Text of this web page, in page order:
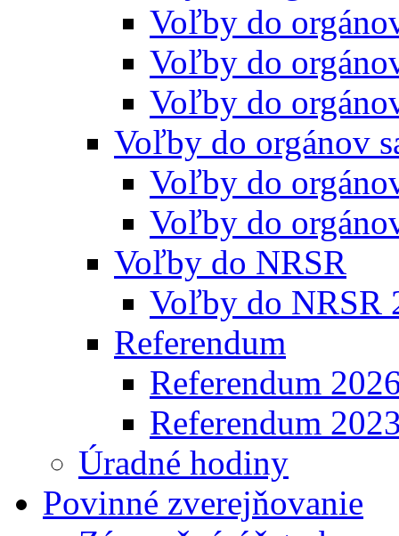
Voľby do
Voľby do
Voľby do
Voľby do orgánov
Voľby do
Voľby do
Voľby do NRSR
Voľby do NRSR
Referendum
Referendum
Referendum
Úradné hodiny
Povinné zverejňovanie